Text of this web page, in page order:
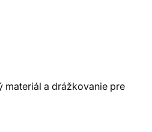
materiál a drážkovanie pre